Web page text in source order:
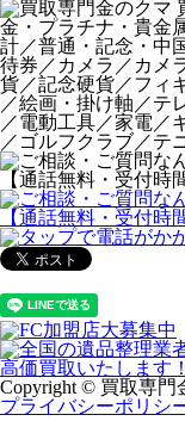
金・プラチナ・貴金
計／普通・記念・中
待券／カメラ／カメ
貨／記念硬貨／フィ
／絵画・掛け軸／テ
／電動工具／家電／
／ゴルフクラブ／テ
Copyright © 買取専門
プライバシーポリシ